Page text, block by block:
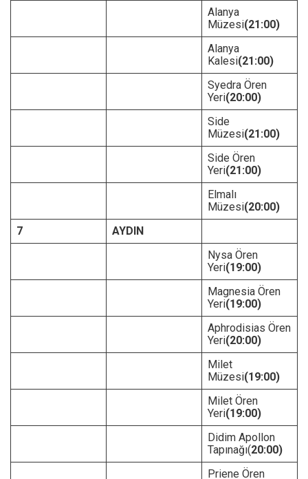
Alanya
Müzesi(21:00)
Alanya
Kalesi(21:00)
Syedra Ören
Yeri(20:00)
Side
Müzesi(21:00)
Side Ören
Yeri(21:00)
Elmalı
Müzesi(20:00)
7
AYDIN
Nysa Ören
Yeri(19:00)
Magnesia Ören
Yeri(19:00)
Aphrodisias Ören
Yeri(20:00)
Milet
Müzesi(19:00)
Milet Ören
Yeri(19:00)
Didim Apollon
Tapınağı(20:00)
Priene Ören